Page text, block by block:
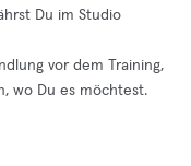
Du im Studio
vor dem Training,
wo Du es möchtest.